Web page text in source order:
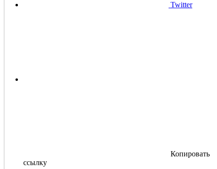
Twitter
Копировать
ссылку